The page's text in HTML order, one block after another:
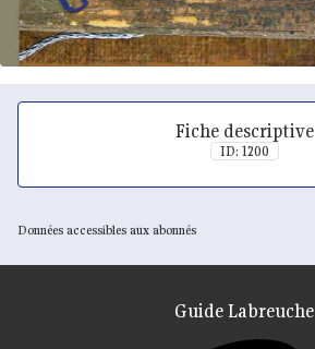
Fiche descriptive
ID: 1200
Données accessibles aux abonnés
Guide Labreuche